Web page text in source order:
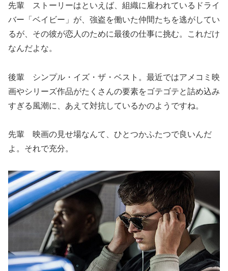
先輩 ストーリーはといえば、組織に雇われているドライ
バー「ベイビー」が、強盗を働いた仲間たちを逃がしてい
るが、その彼が恋人のために最後の仕事に挑む。これだけ
なんだよな。
後輩 シンプル・イズ・ザ・ベスト。最近ではアメコミ映
画やシリーズ作品がたくさんの要素をゴテゴテと詰め込み
すぎる風潮に、あえて対抗しているかのようですね。
先輩 映画の見せ場なんて、ひとつかふたつで良いんだ
よ。それで充分。